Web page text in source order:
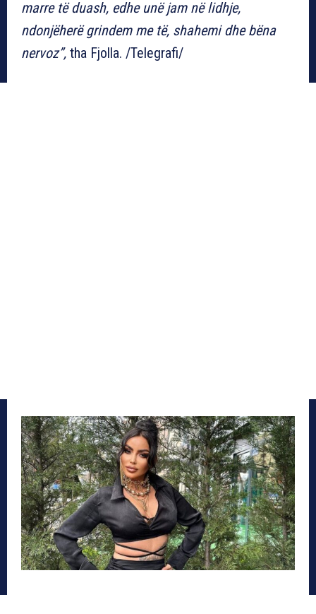
marre të duash, edhe unë jam në lidhje,
ndonjëherë grindem me të, shahemi dhe bëna
nervoz”, tha Fjolla. /Telegrafi/